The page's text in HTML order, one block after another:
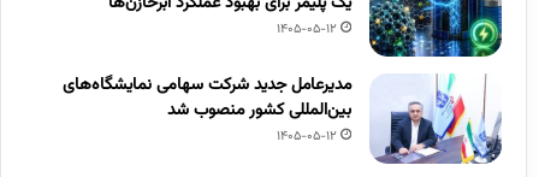
1405-05-12
مدیرعامل جدید شرکت سهامی نمایشگاه‌های
بین‌المللی کشور منصوب شد
1405-05-12